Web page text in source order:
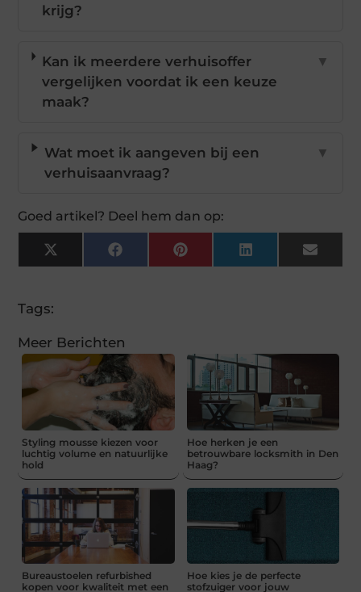
krijg?
Kan ik meerdere verhuisoffer
vergelijken voordat ik een keuze
maak?
▼
Wat moet ik aangeven bij een
verhuisaanvraag?
▼
Goed artikel? Deel hem dan op:
X
(Twitter)
FacebookPinterestLinkedInEmail
Tags:
Meer Berichten
Styling mousse kiezen voor
luchtig volume en natuurlijke
hold
Hoe herken je een
betrouwbare locksmith in Den
Haag?
Bureaustoelen refurbished
kopen voor kwaliteit met een
Hoe kies je de perfecte
stofzuiger voor jouw